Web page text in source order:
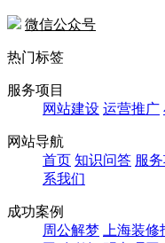
微信公众号
热门标签
服务项目
网站建设 运营推广
网站导航
首页 知识问答 服
系我们
成功案例
周公解梦
上海装修